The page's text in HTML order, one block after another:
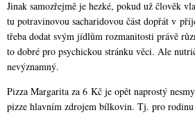
Jinak samozřejmě je hezké, pokud už člověk
tu potravinovou sacharidovou část dopřát v
třeba dodat svým jídlům rozmanitosti právě
to dobré pro psychickou stránku věci. Ale
nevýznamný.
Pizza Margarita za 6 Kč je opět naprostý
pizze hlavním zdrojem bílkovin. Tj. pro